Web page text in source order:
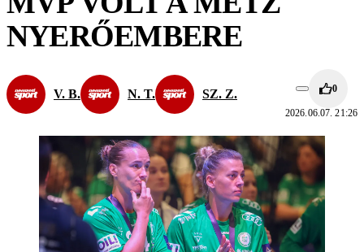
NYERŐEMBERE
V. B. N. T. SZ. Z. 0
2026.06.07. 21:26